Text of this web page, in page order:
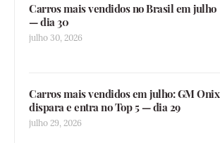
Carros mais vendidos no Brasil em julho
— dia 30
julho 30, 2026
Carros mais vendidos em julho: GM Onix
dispara e entra no Top 5 — dia 29
julho 29, 2026